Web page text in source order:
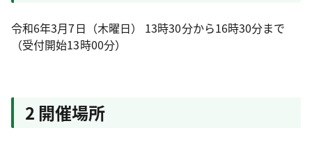
令和6年3月7日（木曜日） 13時30分から16時30分まで
（受付開始13時00分）
2 開催場所